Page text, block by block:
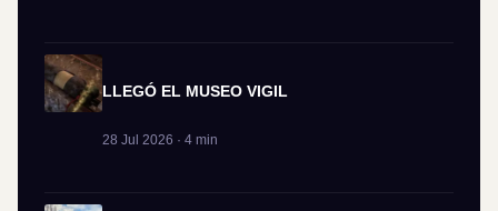
LLEGÓ EL MUSEO VIGIL
28 Jul 2026 · 4 min